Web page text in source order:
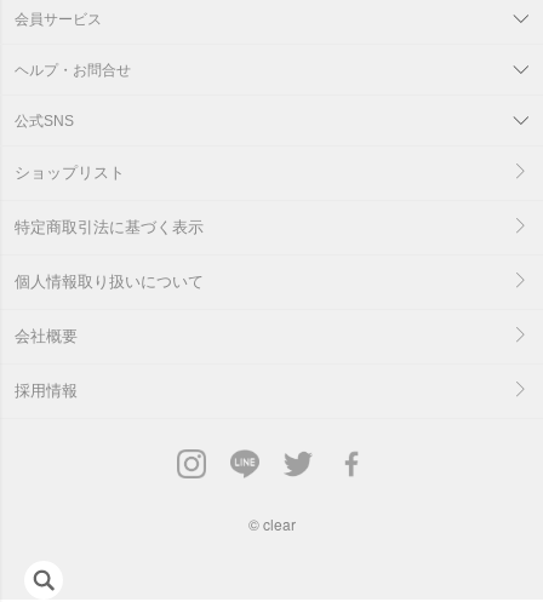
会員サービス
ヘルプ・お問合せ
公式SNS
ショップリスト
特定商取引法に基づく表示
個人情報取り扱いについて
会社概要
採用情報
© clear